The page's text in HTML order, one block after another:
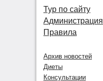
Тур по сайту
Администрация
Правила
Архив новостей
Диеты
Консультации